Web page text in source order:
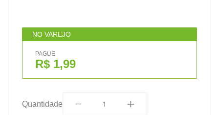
NO VAREJO
PAGUE
R$ 1,99
Quantidade